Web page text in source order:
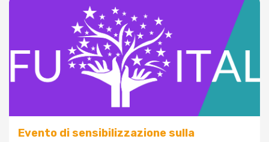
Evento di sensibilizzazione sulla